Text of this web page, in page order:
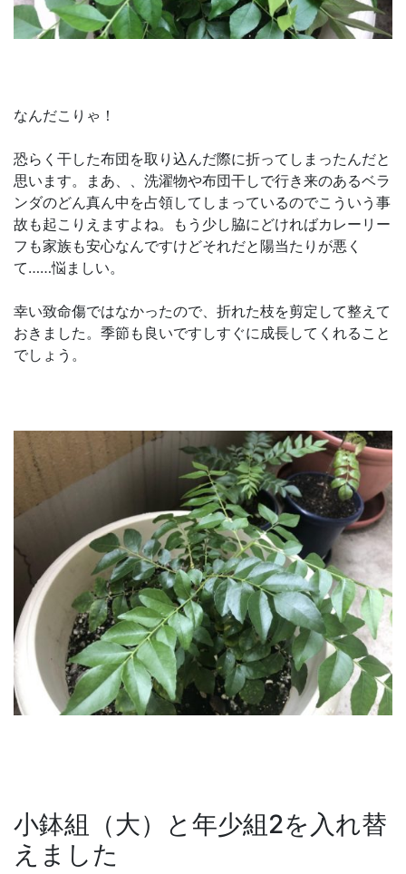
なんだこりゃ！
恐らく干した布団を取り込んだ際に折ってしまったんだと
思います。まあ、、洗濯物や布団干しで行き来のあるベラ
ンダのどん真ん中を占領してしまっているのでこういう事
故も起こりえますよね。もう少し脇にどければカレーリー
フも家族も安心なんですけどそれだと陽当たりが悪く
て……悩ましい。
幸い致命傷ではなかったので、折れた枝を剪定して整えて
おきました。季節も良いですしすぐに成長してくれること
でしょう。
小鉢組（大）と年少組2を入れ替
えました